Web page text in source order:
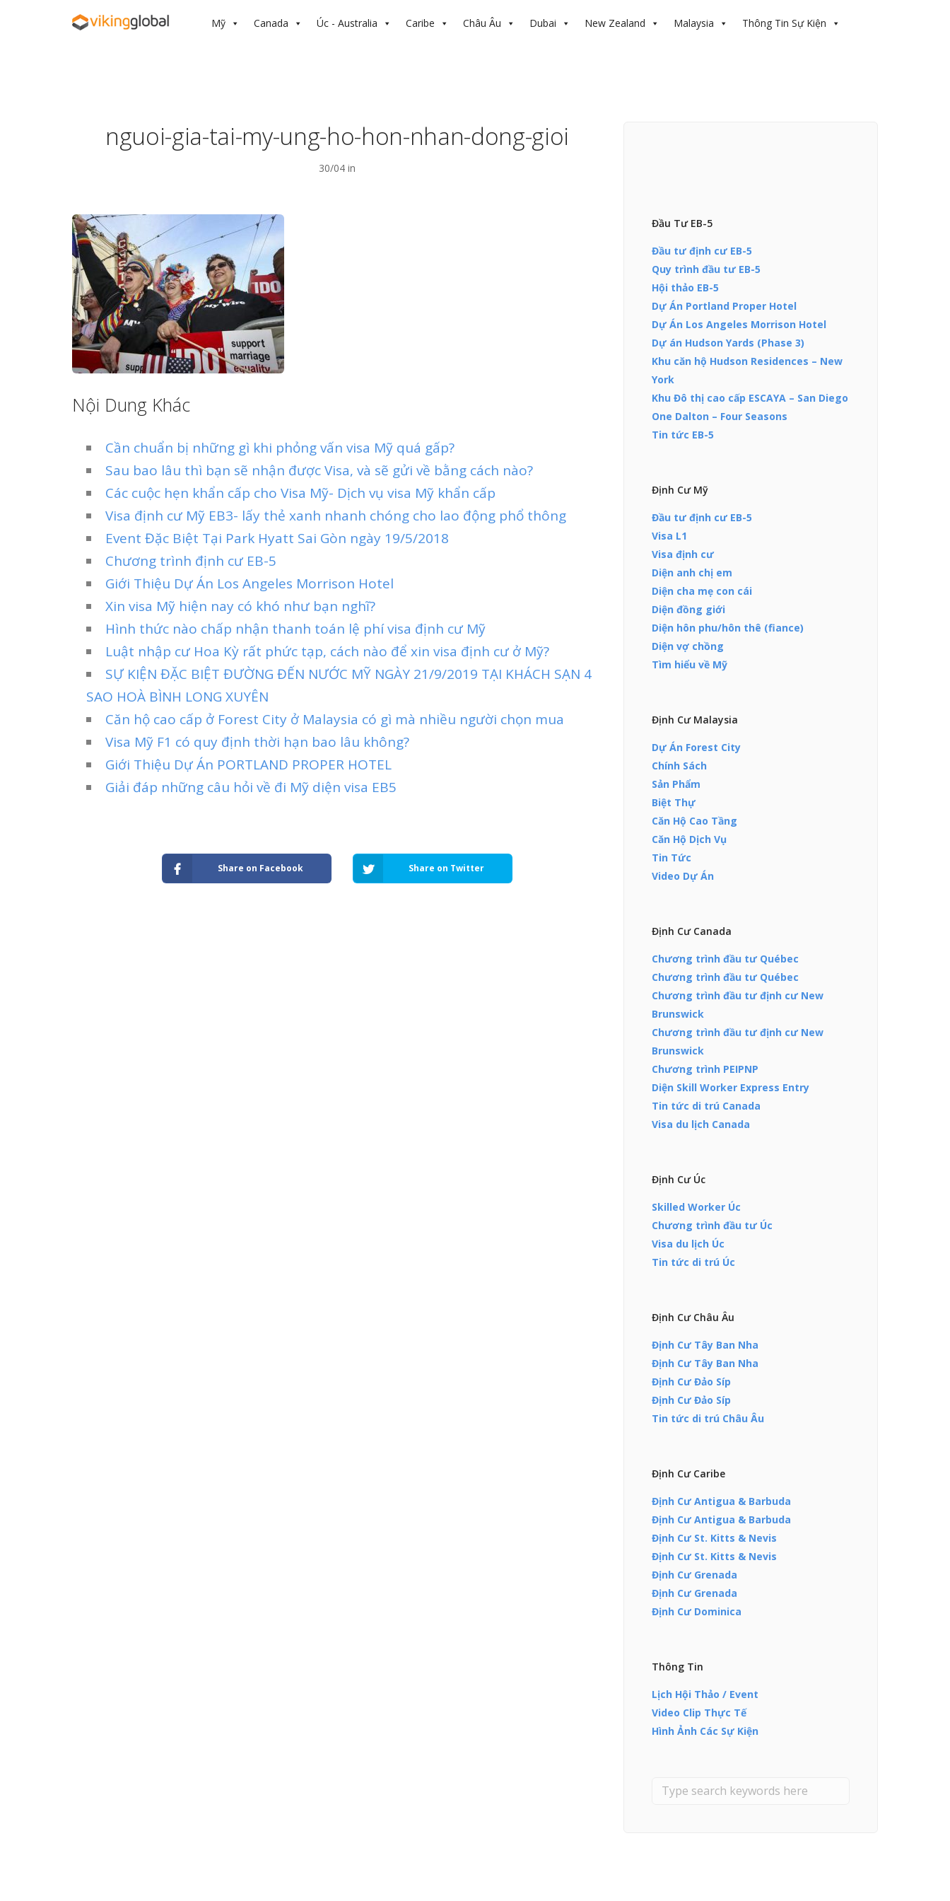
Mỹ Canada Úc - Australia Caribe Châu Âu Dubai New Zealand Malaysia Thông Tin Sự Kiện
nguoi-gia-tai-my-ung-ho-hon-nhan-dong-gioi
30/04 in
Nội Dung Khác
Cần chuẩn bị những gì khi phỏng vấn visa Mỹ quá gấp?
Sau bao lâu thì bạn sẽ nhận được Visa, và sẽ gửi về bằng cách nào?
Các cuộc hẹn khẩn cấp cho Visa Mỹ- Dịch vụ visa Mỹ khẩn cấp
Visa định cư Mỹ EB3- lấy thẻ xanh nhanh chóng cho lao động phổ thông
Event Đặc Biệt Tại Park Hyatt Sai Gòn ngày 19/5/2018
Chương trình định cư EB-5
Giới Thiệu Dự Án Los Angeles Morrison Hotel
Xin visa Mỹ hiện nay có khó như bạn nghĩ?
Hình thức nào chấp nhận thanh toán lệ phí visa định cư Mỹ
Luật nhập cư Hoa Kỳ rất phức tạp, cách nào để xin visa định cư ở Mỹ?
SỰ KIỆN ĐẶC BIỆT ĐƯỜNG ĐẾN NƯỚC MỸ NGÀY 21/9/2019 TẠI KHÁCH SẠN 4
SAO HOÀ BÌNH LONG XUYÊN
Căn hộ cao cấp ở Forest City ở Malaysia có gì mà nhiều người chọn mua
Visa Mỹ F1 có quy định thời hạn bao lâu không?
Giới Thiệu Dự Án PORTLAND PROPER HOTEL
Giải đáp những câu hỏi về đi Mỹ diện visa EB5
Share on Facebook Share on Twitter
Đầu Tư EB-5
Đầu tư định cư EB-5
Quy trình đầu tư EB-5
Hội thảo EB-5
Dự Án Portland Proper Hotel
Dự Án Los Angeles Morrison Hotel
Dự án Hudson Yards (Phase 3)
Khu căn hộ Hudson Residences – New
York
Khu Đô thị cao cấp ESCAYA – San Diego
One Dalton – Four Seasons
Tin tức EB-5
Định Cư Mỹ
Đầu tư định cư EB-5
Visa L1
Visa định cư
Diện anh chị em
Diện cha mẹ con cái
Diện đồng giới
Diện hôn phu/hôn thê (fiance)
Diện vợ chồng
Tìm hiểu về Mỹ
Định Cư Malaysia
Dự Án Forest City
Chính Sách
Sản Phẩm
Biệt Thự
Căn Hộ Cao Tầng
Căn Hộ Dịch Vụ
Tin Tức
Video Dự Án
Định Cư Canada
Chương trình đầu tư Québec
Chương trình đầu tư Québec
Chương trình đầu tư định cư New
Brunswick
Chương trình đầu tư định cư New
Brunswick
Chương trình PEIPNP
Diện Skill Worker Express Entry
Tin tức di trú Canada
Visa du lịch Canada
Định Cư Úc
Skilled Worker Úc
Chương trình đầu tư Úc
Visa du lịch Úc
Tin tức di trú Úc
Định Cư Châu Âu
Định Cư Tây Ban Nha
Định Cư Tây Ban Nha
Định Cư Đảo Síp
Định Cư Đảo Síp
Tin tức di trú Châu Âu
Định Cư Caribe
Định Cư Antigua & Barbuda
Định Cư Antigua & Barbuda
Định Cư St. Kitts & Nevis
Định Cư St. Kitts & Nevis
Định Cư Grenada
Định Cư Grenada
Định Cư Dominica
Thông Tin
Lịch Hội Thảo / Event
Video Clip Thực Tế
Hình Ảnh Các Sự Kiện